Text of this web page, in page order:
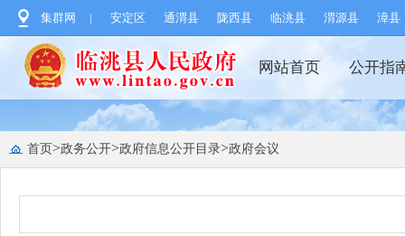
集群网 | 安定区 通渭县 陇西县 临洮县 渭源县 漳县
网站首页 公开指
首页>政务公开>政府信息公开目录>政府会议